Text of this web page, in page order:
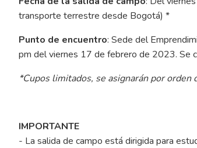
transporte terrestre desde Bogotá) *
Punto de encuentro: Sede del
pm del viernes 17 de febrero de 2023. Se
*Cupos limitados, se asignarán por orden
IMPORTANTE
- La salida de campo está dirigida para